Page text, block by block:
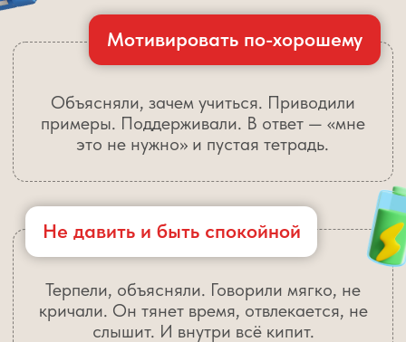
ЧТОБЫ
в своих силах и спокойное
отношение к учёбе
Ребёнок сам организовывал своё время,
и телефон перестал управлять его днём
сделаны спокойно и без напоминаний